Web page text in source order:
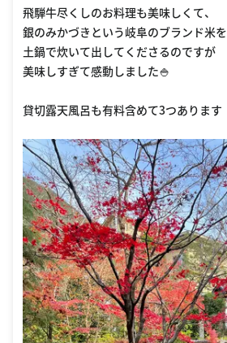
飛騨牛尽くしのお料理も美味しくて、
銀のみかづきという岐阜のブランド米を
土鍋で炊いて出してくださるのですが
美味しすぎて感動しました🍚
貸切露天風呂も有料含めて3つあります